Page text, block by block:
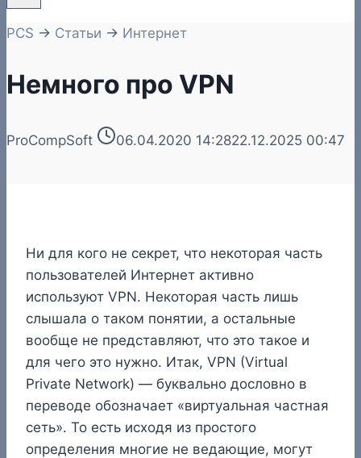
PCS → Статьи → Интернет
Немного про VPN
ProCompSoft 06.04.2020 14:2822.12.2025 00:47
Ни для кого не секрет, что некоторая часть
пользователей Интернет активно
используют VPN. Некоторая часть лишь
слышала о таком понятии, а остальные
вообще не представляют, что это такое и
для чего это нужно. Итак, VPN (Virtual
Private Network) — буквально дословно в
переводе обозначает «виртуальная частная
сеть». То есть исходя из простого
определения многие не ведающие, могут